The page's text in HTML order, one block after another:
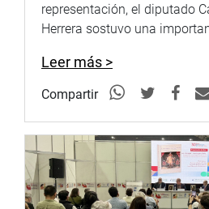
representación, el diputado
Herrera sostuvo una
Leer más >
Compartir